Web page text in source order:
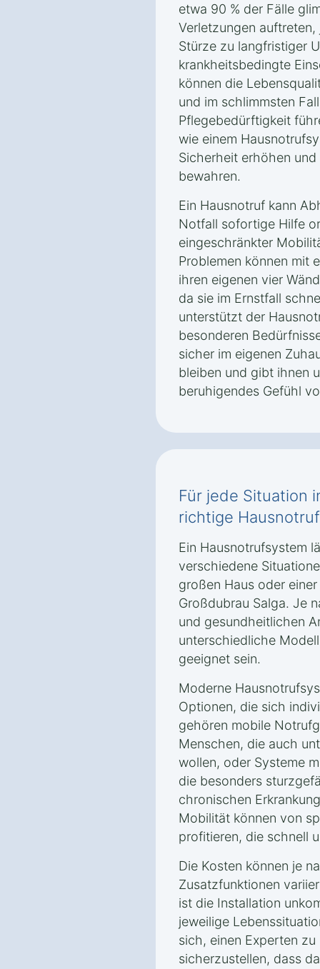
etwa 90 % der Fälle
Verletzungen
Stürze zu langfristiger
krankheitsbedingte
können die
und im schlimmsten
Pflegebedürftigkeit
wie einem
Sicherheit erhöhen
bewahren.
Ein Hausnotruf kann
Notfall sofortige Hilfe
eingeschränkter
Problemen können mit
ihren eigenen vier
da sie im Ernstfall
unterstützt der
besonderen
sicher im eigenen
bleiben und gibt ihnen
beruhigendes Gefühl
Für jede Situation
richtige Hausnotruf
Ein Hausnotrufsystem
verschiedene
großen Haus oder
Großdubrau Salga. Je
und gesundheitlichen
unterschiedliche
geeignet sein.
Moderne
Optionen, die sich
gehören mobile
Menschen, die auch
wollen, oder Systeme
die besonders
chronischen
Mobilität können von
profitieren, die schnell
Die Kosten können je
Zusatzfunktionen
ist die Installation
jeweilige
sich, einen Experten
sicherzustellen, dass